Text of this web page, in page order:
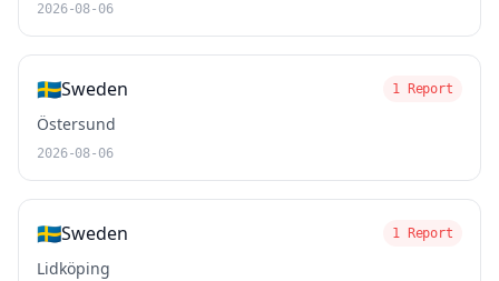
2026-08-06
🇸🇪Sweden 1 Report
Östersund
2026-08-06
🇸🇪Sweden 1 Report
Lidköping